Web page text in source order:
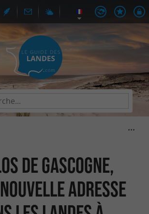
de Gascogne,
adresse